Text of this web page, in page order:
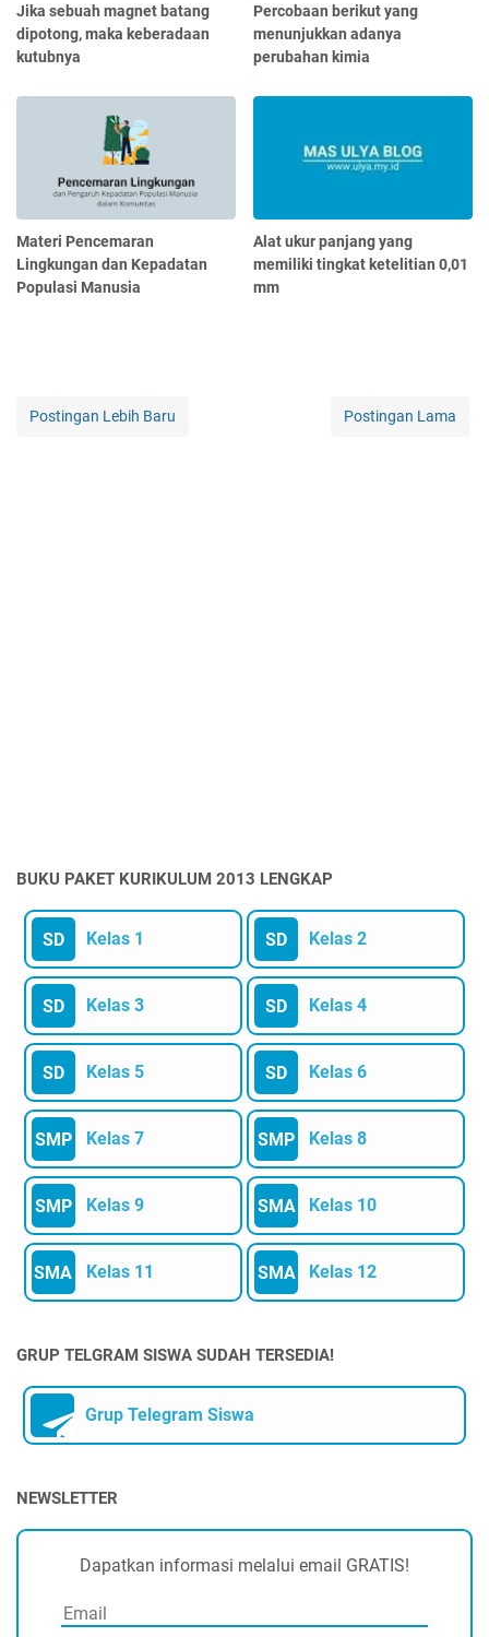
Jika sebuah magnet batang
dipotong, maka keberadaan
kutubnya
Percobaan berikut yang
menunjukkan adanya
perubahan kimia
Materi Pencemaran
Lingkungan dan Kepadatan
Populasi Manusia
Alat ukur panjang yang
memiliki tingkat ketelitian 0,01
mm
Postingan Lebih Baru Postingan Lama
BUKU PAKET KURIKULUM 2013 LENGKAP
SD Kelas 1 SD Kelas 2
SD Kelas 3 SD Kelas 4
SD Kelas 5 SD Kelas 6
SMP Kelas 7 SMP Kelas 8
SMP Kelas 9 SMA Kelas 10
SMA Kelas 11 SMA Kelas 12
GRUP TELGRAM SISWA SUDAH TERSEDIA!
Grup Telegram Siswa
NEWSLETTER
Dapatkan informasi melalui email GRATIS!